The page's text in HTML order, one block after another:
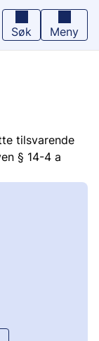
Søk Meny
tilsvarende
§ 14-4 a